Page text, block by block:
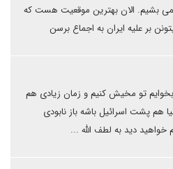
بشیم. الان بهترین موقعیت هست که
بر علیه ایران به اجماع برسن
تو مخیش کنیم و زمان زیادی هم
هم پشت اسرائیل باشه باز نابودی
دید به لطف الله ...